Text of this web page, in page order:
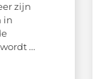
zijn
in
...